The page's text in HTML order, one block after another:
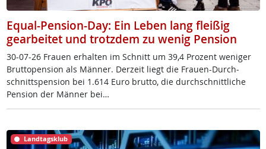
Equal-Pension-Day: Ein Leben lang fleißig
gearbeitet und trotzdem zu wenig Pension
30-07-26 Frau­en er­hal­ten im Schnitt um 39,4 Pro­zent we­ni­ger
Brut­to­pen­si­on als Män­ner. Der­zeit liegt die Frau­en-Durch­
schnitt­s­pen­si­on bei 1.614 Eu­ro brut­to, die durch­schnitt­li­che
Pen­si­on der Män­ner bei…
Landtagsklub